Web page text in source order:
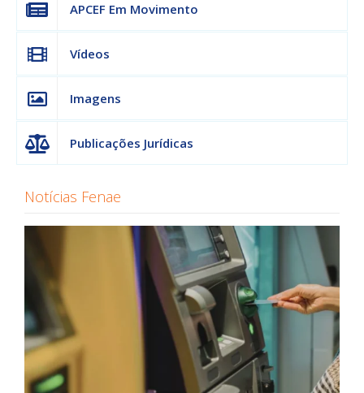
APCEF Em Movimento
Vídeos
Imagens
Publicações Jurídicas
Notícias Fenae